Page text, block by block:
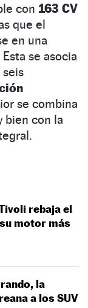
con 163 CV
que el
en una
Esta se asocia
seis
se combina
bien con la
rebaja el
motor más
la
a los SUV